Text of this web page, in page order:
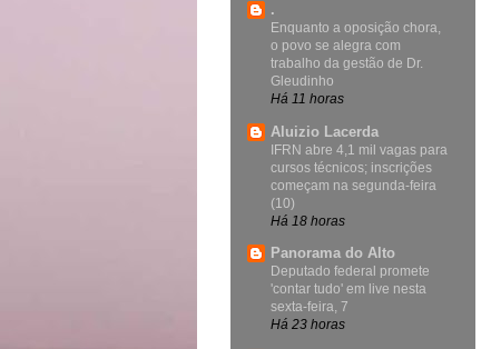
.
Enquanto a oposição chora,
o povo se alegra com
trabalho da gestão de Dr.
Gleudinho
Há 11 horas
Aluizio Lacerda
IFRN abre 4,1 mil vagas para
cursos técnicos; inscrições
começam na segunda-feira
(10)
Há 18 horas
Panorama do Alto
Deputado federal promete
'contar tudo' em live nesta
sexta-feira, 7
Há 23 horas